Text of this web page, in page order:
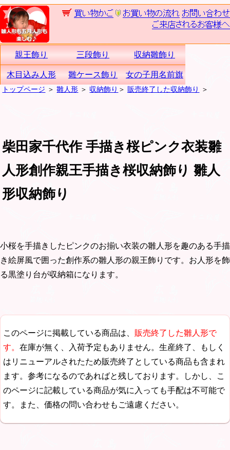
親王飾り 三段飾り 収納雛飾り
木目込み人形 雛ケース飾り 女の子用名前旗
トップページ ＞雛人形 ＞ 収納飾り ＞ 販売終了した収納飾り ＞
柴田家千代作 手描き桜ピンク衣装雛
人形創作親王手描き桜収納飾り 雛人
形収納飾り
小桜を手描きしたピンクのお揃い衣装の雛人形を趣のある手描
き絵屏風で囲った創作系の雛人形の親王飾りです。お人形を飾
る黒塗り台が収納箱になります。
このページに掲載している商品は、 販売終了した雛人形で
す。 在庫が無く、入荷予定もありません。生産終了、もしく
はリニューアルされたため販売終了としている商品も含まれ
ます。参考になるのであればと残しております。しかし、こ
のページに記載している商品が気に入っても手配は不可能で
す。また、価格の問い合わせもご遠慮ください。